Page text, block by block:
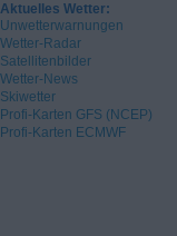
Aktuelles Wetter:
Unwetterwarnungen
Wetter-Radar
Satellitenbilder
Wetter-News
Skiwetter
Profi-Karten GFS (NCEP)
Profi-Karten ECMWF